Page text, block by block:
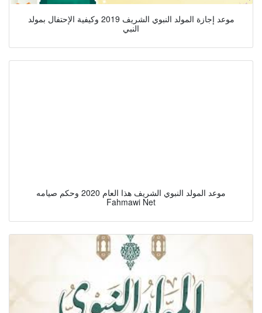
موعد إجازة المولد النبوي الشريف 2019 وكيفية الإحتفال بمولد
النبي
موعد المولد النبوي الشريف هذا العام 2020 وحكم صيامه
Fahmawi Net